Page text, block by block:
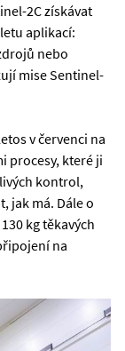
2C získávat
aplikací:
nebo
mise Sentinel-
v červenci na
procesy, které ji
kontrol,
jak má. Dále o
kg těkavých
na